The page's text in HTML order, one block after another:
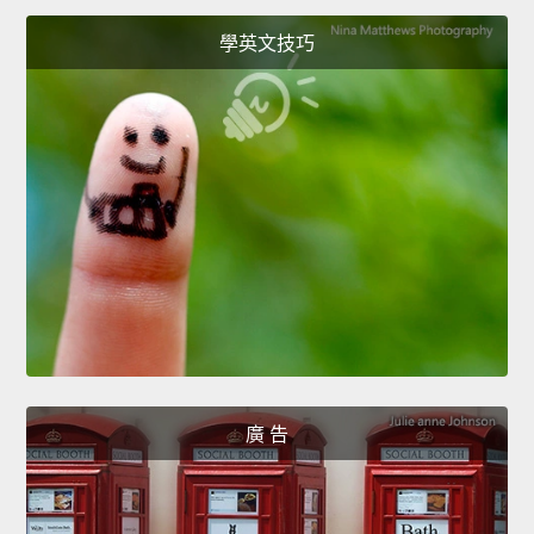
學英文技巧
廣 告